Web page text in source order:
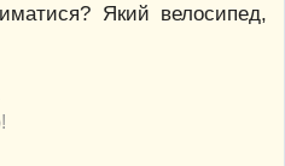
Який велосипед,